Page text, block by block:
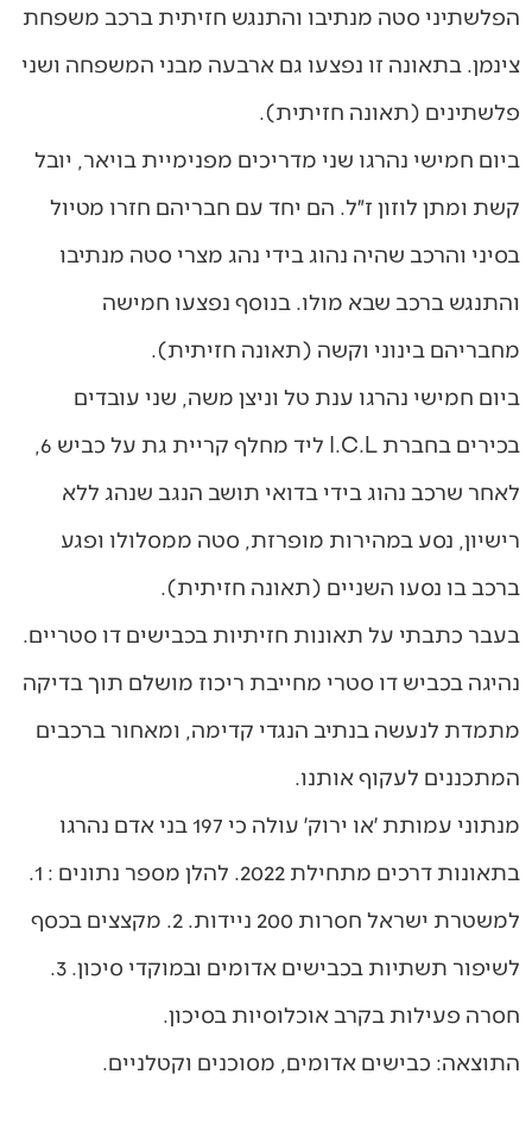
הפלשתיני סטה מנתיבו והתנגש חזיתית ברכב משפחת
צינמן. בתאונה זו נפצעו גם ארבעה מבני המשפחה ושני
פלשתינים (תאונה חזיתית).
ביום חמישי נהרגו שני מדריכים מפנימיית בויאר, יובל
קשת ומתן לוזון ז״ל. הם יחד עם חבריהם חזרו מטיול
בסיני והרכב שהיה נהוג בידי נהג מצרי סטה מנתיבו
והתנגש ברכב שבא מולו. בנוסף נפצעו חמישה
מחבריהם בינוני וקשה (תאונה חזיתית).
ביום חמישי נהרגו ענת טל וניצן משה, שני עובדים
לאחר שרכב נהוג בידי בדואי תושב הנגב שנהג ללא
רישיון, נסע במהירות מופרזת, סטה ממסלולו ופגע
ברכב בו נסעו השניים (תאונה חזיתית).
בעבר כתבתי על תאונות חזיתיות בכבישים דו סטריים.
נהיגה בכביש דו סטרי מחייבת ריכוז מושלם תוך בדיקה
מתמדת לנעשה בנתיב הנגדי קדימה, ומאחור ברכבים
המתכננים לעקוף אותנו.
מנתוני עמותת ׳או ירוק׳ עולה כי 197 בני אדם נהרגו
למשטרת ישראל חסרות 200 ניידות. 2. מקצצים בכסף
חסרה פעילות בקרב אוכלוסיות בסיכון.
התוצאה: כבישים אדומים, מסוכנים וקטלניים.